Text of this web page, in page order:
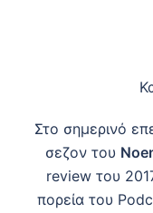
Στο σημερινό
σεζον του
review του
πορεία του